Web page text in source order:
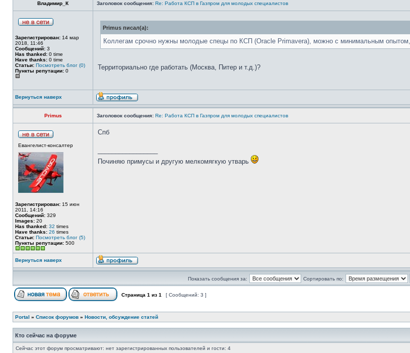
Владимир_К Заголовок сообщения: Re: Работа КСП в Газпром для молодых специалистов
Зарегистрирован: 14 мар
2018, 11:46
Сообщений: 3
Has thanked: 0 time
Have thanks: 0 time
Статьи: Посмотреть блог (0)
Пункты репутации: 0
Primus писал(а):
Коллегам срочно нужны молодые спецы по КСП (Oracle Primavera), можно с минимальным
Территориально где работать (Москва, Питер и т.д.)?
Вернуться наверх
Primus Заголовок сообщения: Re: Работа КСП в Газпром для молодых специалистов
Евангелист-консалтер
Зарегистрирован: 15 июн
2011, 14:16
Сообщений: 329
Images: 20
Has thanked: 32 times
Have thanks: 26 times
Статьи: Посмотреть блог (5)
Пункты репутации: 500
Спб
Починяю примусы и другую мелкомягкую утварь
Вернуться наверх
Показать сообщения за: Сортировать по:
Страница 1 из 1 [ Сообщений: 3 ]
Portal » Список форумов » Новости, обсуждение статей
Кто сейчас на форуме
Сейчас этот форум просматривают: нет зарегистрированных пользователей и гости: 4